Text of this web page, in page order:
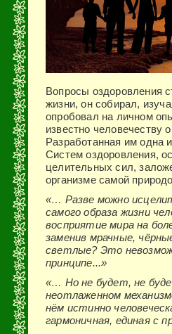
Вопросы оздоровления
жизни, он собирал,
опробовал на личном
известно человечеству
Разработанная им одна
Систем оздоровления,
целительных сил,
организме самой
«… Разве можно
самого образа жизни
восприятие мира на
заменив мрачные,
светлые? Это
принципе...»
«… Но не будет, не
неотлаженном
нём истинно
гармоничная, единая с